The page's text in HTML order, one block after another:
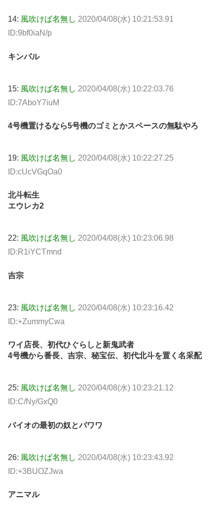
14: 風吹けば名無し 2020/04/08(水) 10:21:53.91
ID:9bf0iaN/p
キンパル
15: 風吹けば名無し 2020/04/08(水) 10:22:03.76
ID:7AboY7iuM
4号機置けるなら5号機のゴミとかスペースの無駄やろ
19: 風吹けば名無し 2020/04/08(水) 10:22:27.25
ID:cUcVGqOa0
北斗転生
エウレカ2
22: 風吹けば名無し 2020/04/08(水) 10:23:06.98
ID:R1iYCTmnd
吉宗
23: 風吹けば名無し 2020/04/08(水) 10:23:16.42
ID:+ZummyCwa
ワイ店長、初代ひぐらしと新鬼武者
4号機から番長、吉宗、秘宝伝、初代北斗を置く名采配
25: 風吹けば名無し 2020/04/08(水) 10:23:21.12
ID:C/Ny/GxQ0
バイオの最初の奴とパワワ
26: 風吹けば名無し 2020/04/08(水) 10:23:43.92
ID:+3BUOZJwa
アニマル